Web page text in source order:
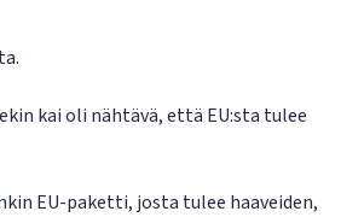
kai oli nähtävä, että EU:sta tulee
EU-paketti, josta tulee haaveiden,